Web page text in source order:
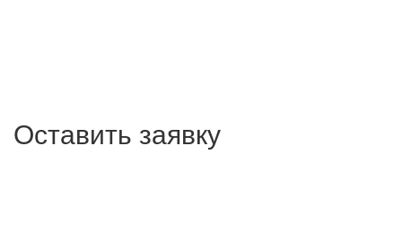
Оставить заявку